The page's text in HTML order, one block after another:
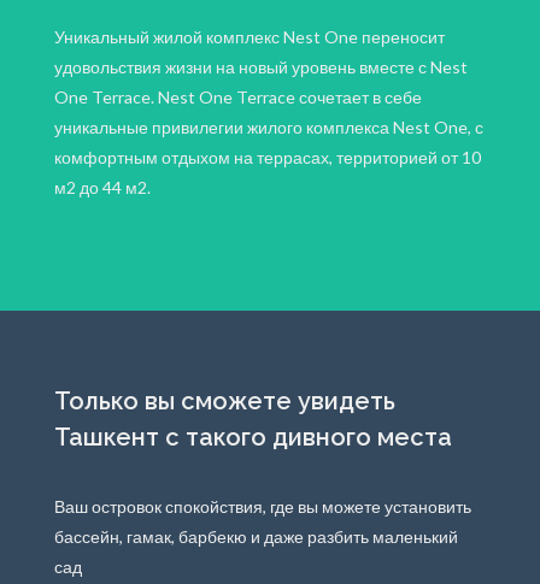
Уникальный жилой комплекс Nest One переносит
удовольствия жизни на новый уровень вместе с Nest
One Terrace. Nest One Terrace сочетает в себе
уникальные привилегии жилого комплекса Nest One, с
комфортным отдыхом на террасах, территорией от 10
м2 до 44 м2.
Только вы сможете увидеть
Ташкент с такого дивного места
Ваш островок спокойствия, где вы можете установить
бассейн, гамак, барбекю и даже разбить маленький
сад